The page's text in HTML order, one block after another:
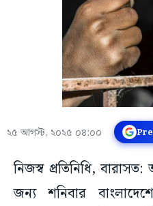
২৫ আগস্ট, ২০২৫ ০৪:০০
নিজস্ব প্রতিনিধি,
জন্য শনিবার